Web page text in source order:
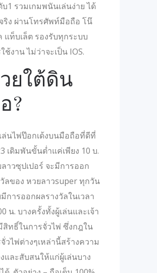
1 รวมเกมพนันเล่นง่าย ได้
ริง ผ่านโทรศัพท์มือถือ โน๊
แท็บเล็ต รองรับทุกระบบ
ช้งาน ไม่ว่าจะเป็น IOS.
ยใต้ดิน
?
ล่นไพ่ป๊อกเด้งบนมือถือที่ดีที่
เดิมพันขั้นต่ำแค่เพียง 10 บ.
าวซุปเปอร์ จะมีการออก
ลของ หวยลาวsuper ทุกวัน
การออกผลรางวัลในเวลา
น. บางครั้งทั้งผู้เล่นและเจ้า
สิทธิ์ในการจั่วไพ่ ซึ่งกฎใน
วไพ่ต่างๆเหล่านี้สร้างความ
และสับสนให้แก่ผู้เล่นบาง